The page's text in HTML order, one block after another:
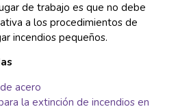
de trabajo es que no debe
a los procedimientos de
incendios pequeños.
acero
la extinción de incendios en